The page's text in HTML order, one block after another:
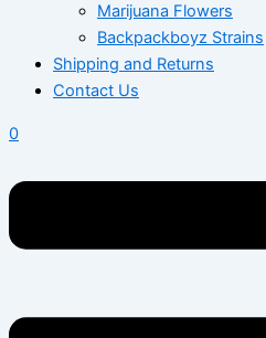
Marijuana Flowers
Backpackboyz Strains
Shipping and Returns
Contact Us
0